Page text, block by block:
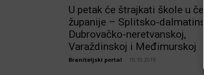
U petak će štrajkati škole u
županije – Splitsko-
Dubrovačko-neretvanskoj,
Varaždinskoj i Međimurskoj
Braniteljski portal 10.10.2019